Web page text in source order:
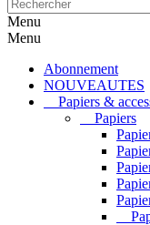
Menu
Menu
Abonnement
NOUVEAUTES
Papiers &
Papiers